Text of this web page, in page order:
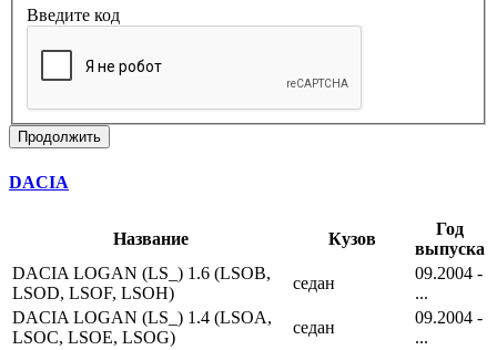
Введите код
Продолжить
DACIA
Название Кузов
Год
выпуска
DACIA LOGAN (LS_) 1.6 (LSOB,
LSOD, LSOF, LSOH)
седан
09.2004 -
...
DACIA LOGAN (LS_) 1.4 (LSOA,
LSOC, LSOE, LSOG)
седан
09.2004 -
...